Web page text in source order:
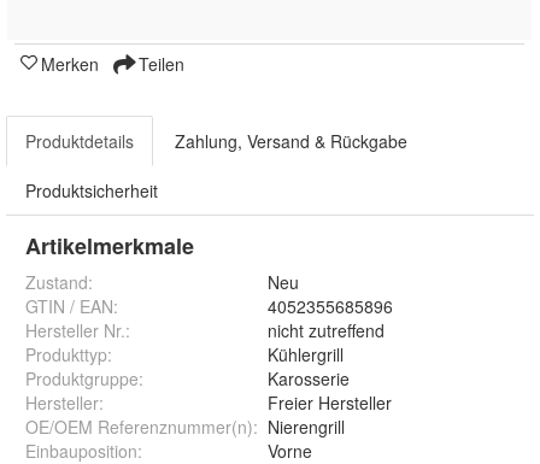
Merken Teilen
Produktdetails Zahlung, Versand & Rückgabe
Produktsicherheit
Artikelmerkmale
Zustand:
Neu
GTIN / EAN:
4052355685896
Hersteller Nr.:
nicht zutreffend
Produkttyp:
Kühlergrill
Produktgruppe:
Karosserie
Hersteller:
Freier Hersteller
OE/OEM Referenznummer(n): Nierengrill
Einbauposition: Vorne